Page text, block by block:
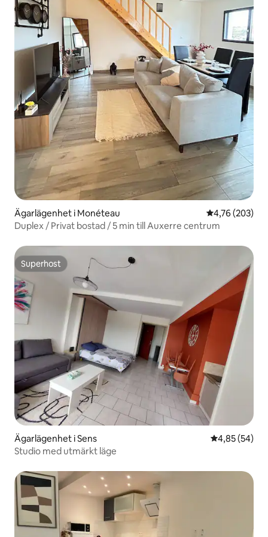
Ägarlägenhet i Monéteau 4,76 av 5 i
4,76 (203)
Duplex / Privat bostad / 5 min till Auxerre centrum
Superhost
Superhost
Ägarlägenhet i Sens 4,85 av 5 i
4,85 (54)
Studio med utmärkt läge